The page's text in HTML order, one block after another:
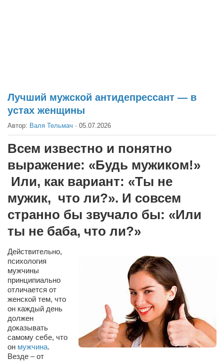
Факты
Выборы
Деньги
Экология
Здоровье
Здоровый образ жизни
Сам себе доктор
Курьезы
Досье
Арт-менеджеры
Орест Коваль
Тамара Кубракова
Лучший мужской антидепрессант — в
устах женщины
Автор: Валя Тельмач · 05.07.2026
Всем известно и понятно
выражение: «Будь мужиком!»
Или, как вариант: «Ты не
мужик, что ли?». И совсем
странно бы звучало бы: «Или
ты не баба, что ли?»
Действительно,
психология
мужчины
принципиально
отличается от
женской тем, что
он каждый день
должен
доказывать
самому себе, что
он мужчина.
Везде – от